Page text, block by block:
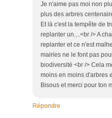
Je n'aime pas moi non
plus des arbres
Et là c'est la tempête de
replanter un....<br /> A
replanter et ce n'est
mairies ne le font pas
biodiversité <br /> Cela
moins en moins d'arbres
Bisous et merci pour ton
Répondre